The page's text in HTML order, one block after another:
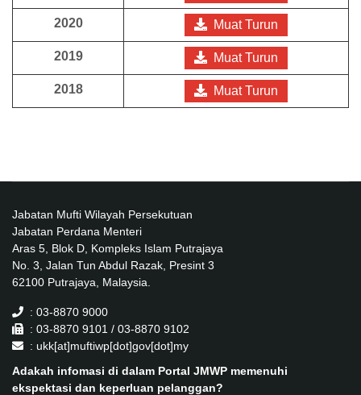
2020 Muat Turun
2019 Muat Turun
2018 Muat Turun
Jabatan Mufti Wilayah Persekutuan
Jabatan Perdana Menteri
Aras 5, Blok D, Kompleks Islam Putrajaya
No. 3, Jalan Tun Abdul Razak, Presint 3
62100 Putrajaya, Malaysia.
: 03-8870 9000
: 03-8870 9101 / 03-8870 9102
: ukk[at]muftiwp[dot]gov[dot]my
Adakah infomasi di dalam Portal JMWP memenuhi
ekspektasi dan keperluan pelanggan?